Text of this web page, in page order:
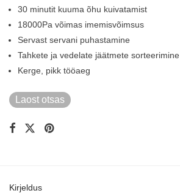
30 minutit kuuma õhu kuivatamist
18000Pa võimas imemisvõimsus
Servast servani puhastamine
Tahkete ja vedelate jäätmete sorteerimine
Kerge, pikk tööaeg
Laost otsas
Kirjeldus